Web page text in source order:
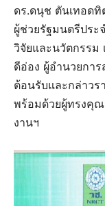
ดร.ดนุช ตันเทอดทิ
ผู้ช่วยรัฐมนตรีประ
วิจัยและนวัตกรรม
ดีอ่อง ผู้อำนวยกา
ต้อนรับ​และกล่าวร
พร้อมด้วยผู้ทรงคุ
งานฯ